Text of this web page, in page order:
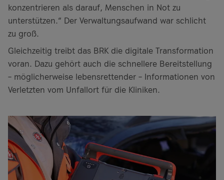
konzentrieren als darauf, Menschen in Not zu
unterstützen.“ Der Verwaltungsaufwand war schlicht
zu groß.
Gleichzeitig treibt das BRK die digitale Transformation
voran. Dazu gehört auch die schnellere Bereitstellung
– möglicherweise lebensrettender – Informationen von
Verletzten vom Unfallort für die Kliniken.